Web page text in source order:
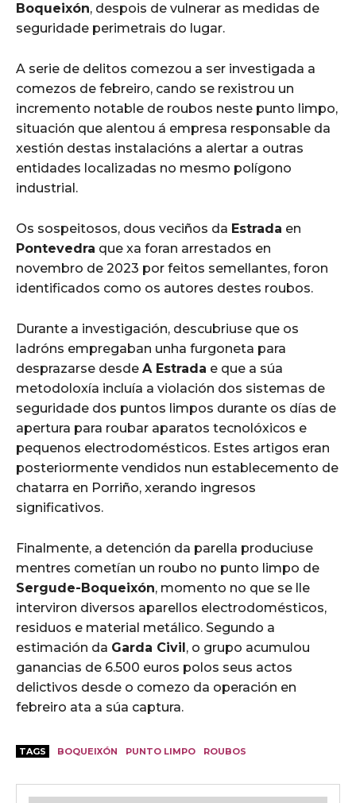
Boqueixón, despois de vulnerar as medidas de
seguridade perimetrais do lugar.
A serie de delitos comezou a ser investigada a
comezos de febreiro, cando se rexistrou un
incremento notable de roubos neste punto limpo,
situación que alentou á empresa responsable da
xestión destas instalacións a alertar a outras
entidades localizadas no mesmo polígono
industrial.
Os sospeitosos, dous veciños da Estrada en
Pontevedra que xa foran arrestados en
novembro de 2023 por feitos semellantes, foron
identificados como os autores destes roubos.
Durante a investigación, descubriuse que os
ladróns empregaban unha furgoneta para
desprazarse desde A Estrada e que a súa
metodoloxía incluía a violación dos sistemas de
seguridade dos puntos limpos durante os días de
apertura para roubar aparatos tecnolóxicos e
pequenos electrodomésticos. Estes artigos eran
posteriormente vendidos nun establecemento de
chatarra en Porriño, xerando ingresos
significativos.
Finalmente, a detención da parella produciuse
mentres cometían un roubo no punto limpo de
Sergude-Boqueixón, momento no que se lle
interviron diversos aparellos electrodomésticos,
residuos e material metálico. Segundo a
estimación da Garda Civil, o grupo acumulou
ganancias de 6.500 euros polos seus actos
delictivos desde o comezo da operación en
febreiro ata a súa captura.
TAGS BOQUEIXÓN PUNTO LIMPO ROUBOS